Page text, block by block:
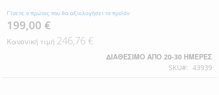
Γίνετε ο πρώτος που θα αξιολογήσει το προϊόν
Ειδική
199,00 €
Κανονική τιμή 246,76 €
ΔΙΑΘΈΣΙΜΟ ΑΠΌ 20-30 ΗΜΈΡΕΣ
SKU
43939